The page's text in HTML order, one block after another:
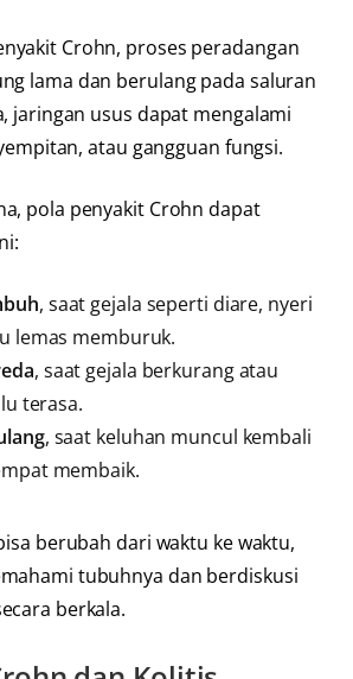
Crohn, proses peradangan
lama dan berulang pada saluran
jaringan usus dapat mengalami
atau gangguan fungsi.
pola penyakit Crohn dapat
, saat gejala seperti diare, nyeri
lemas memburuk.
, saat gejala berkurang atau
terasa.
, saat keluhan muncul kembali
membaik.
berubah dari waktu ke waktu,
tubuhnya dan berdiskusi
berkala.